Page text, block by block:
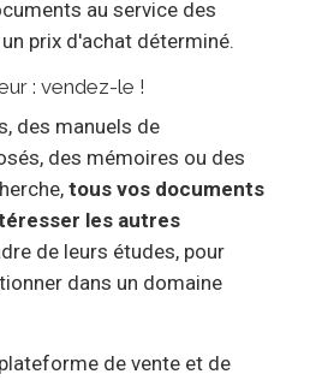
au service des
prix d'achat déterminé.
: vendez-le !
des manuels de
des mémoires ou des
tous vos documents
les autres
de leurs études, pour
dans un domaine
de vente et de